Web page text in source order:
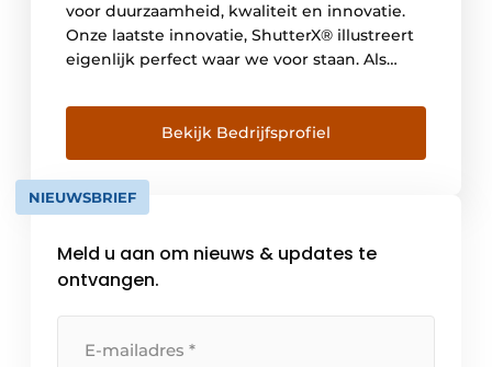
voor duurzaamheid, kwaliteit en innovatie.
Onze laatste innovatie, ShutterX® illustreert
eigenlijk perfect waar we voor staan. Als
geslaagd om een rolluik luchtdicht in de
spouwmuur te bouwen. Hierdoor bespaar je
aanzienlijke extra kosten (duurzaamheid) én
omdat we zo zeker zijn van het product […]
Bekijk Bedrijfsprofiel
NIEUWSBRIEF
Meld u aan om nieuws & updates te
ontvangen.